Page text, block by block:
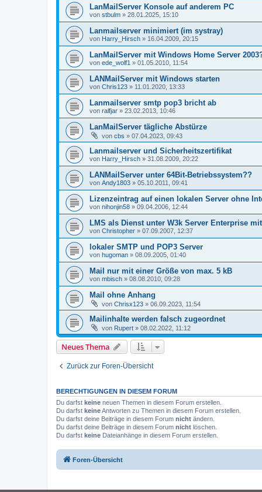
LanMailServer Konsole auf anderem PC
von stbulm » 28.01.2025, 15:10
Lanmailserver minimiert (im systray)
von Harry_Hirsch » 16.04.2009, 20:15
LanMailServer mit Windows Home Server
von ede_wolf1 » 01.05.2010, 11:54
LANMailServer mit Windows starten
von Chris123 » 11.01.2020, 13:33
Lanmailserver smtp pop3 bricht ab
von ralfjar » 23.02.2013, 10:46
LanMailServer tägliche Abstürze
von cbs » 07.04.2023, 09:43
Lanmailserver und Sicherheitszertifikat
von Harry_Hirsch » 31.08.2009, 20:22
LANMailServer unter 64Bit-Betriebssystem??
von Andy1803 » 05.10.2011, 09:41
Lizenzeintrag auf einen lokalen Server ohne
von nihonjin58 » 09.04.2006, 12:44
LMS als Dienst unter W3k Server Enterprise
von Christopher » 07.09.2007, 12:37
lokaler SMTP und POP3 Server
von hugoman » 08.09.2005, 01:40
Mail nur mit einer Größe von max. 5 kB
von mbisch » 08.08.2010, 09:28
Mail ohne Anhang
von Chrisx123 » 06.09.2023, 11:54
Mailinhalte werden falsch zugeordnet
von Rupert » 08.02.2022, 11:12
Neues Thema
Zurück zur Foren-Übersicht
BERECHTIGUNGEN IN DIESEM FORUM
Du darfst keine neuen Themen in diesem Forum erstellen.
Du darfst keineAntworten zu Themen in diesem Forum erstellen.
Du darfst deine Beiträge in diesem Forum nicht ändern.
Du darfst deine Beiträge in diesem Forum nicht löschen.
Du darfst keine Dateianhänge in diesem Forum erstellen.
Foren-Übersicht